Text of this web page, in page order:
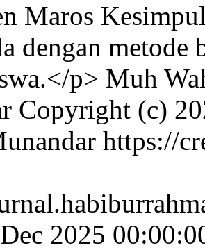
Maros
dengan
p> Muh
Copyright (c)
https://
2025